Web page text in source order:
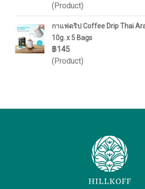
(Product)
กาแฟดริป Coffee Drip Thai
10g. x 5 Bags
฿145
(Product)